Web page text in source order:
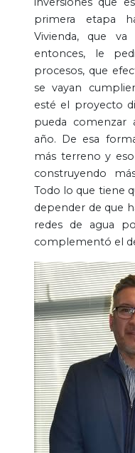
primera etapa
Vivienda, que
entonces, le
procesos, que
se vayan
esté el proyecto
pueda comenzar
año. De esa
más terreno y
construyendo
Todo lo que tiene
depender de que
redes de agua
complementó el